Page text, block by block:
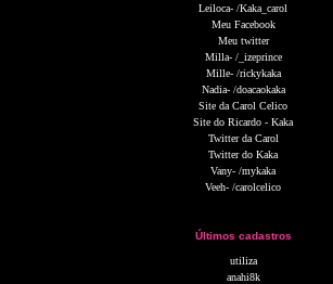
Leiloca- /Kaka_carol
Meu Facebook
Meu twitter
Milla- /_izeprince
Mille- /rickykaka
Nadia- /doacaokaka
Site da Carol Celico
Site do Ricardo - Kaka
Twitter da Carol
Twitter do Kaka
Vany- /mykaka
Veeh- /carolcelico
Últimos cadastros
utiliza
anahi8k